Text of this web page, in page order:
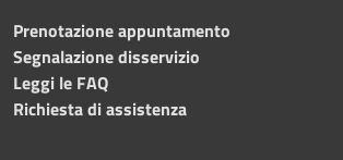
Prenotazione appuntamento
Segnalazione disservizio
Leggi le FAQ
Richiesta di assistenza